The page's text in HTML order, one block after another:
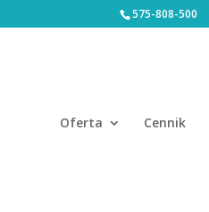
575-808-500
Oferta Cennik